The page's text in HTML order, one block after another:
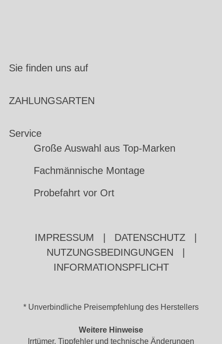
Sie finden uns auf
ZAHLUNGSARTEN
Service
Große Auswahl aus Top-Marken
Fachmännische Montage
Probefahrt vor Ort
IMPRESSUM DATENSCHUTZ
NUTZUNGSBEDINGUNGEN
INFORMATIONSPFLICHT
* Unverbindliche Preisempfehlung des Herstellers
Weitere Hinweise
Irrtümer, Tippfehler und technische Änderungen